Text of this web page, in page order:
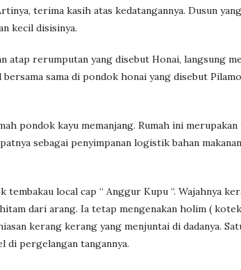
terima kasih atas kedatangannya. Dusun
kecil disisinya.
atap rerumputan yang disebut Honai, langsung
sama di pondok honai yang disebut
pondok kayu memanjang. Rumah ini
sebagai penyimpanan logistik bahan
local cap “ Anggur Kupu “. Wajahnya
dari arang. Ia tetap mengenakan holim (
kerang kerang yang menjuntai di dadanya.
l di pergelangan tangannya.